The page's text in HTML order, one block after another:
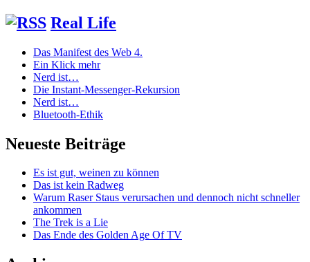
Real Life
Das Manifest des Web 4.
Ein Klick mehr
Nerd ist…
Die Instant-Messenger-Rekursion
Nerd ist…
Bluetooth-Ethik
Neueste Beiträge
Es ist gut, weinen zu können
Das ist kein Radweg
Warum Raser Staus verursachen und dennoch nicht schneller
ankommen
The Trek is a Lie
Das Ende des Golden Age Of TV